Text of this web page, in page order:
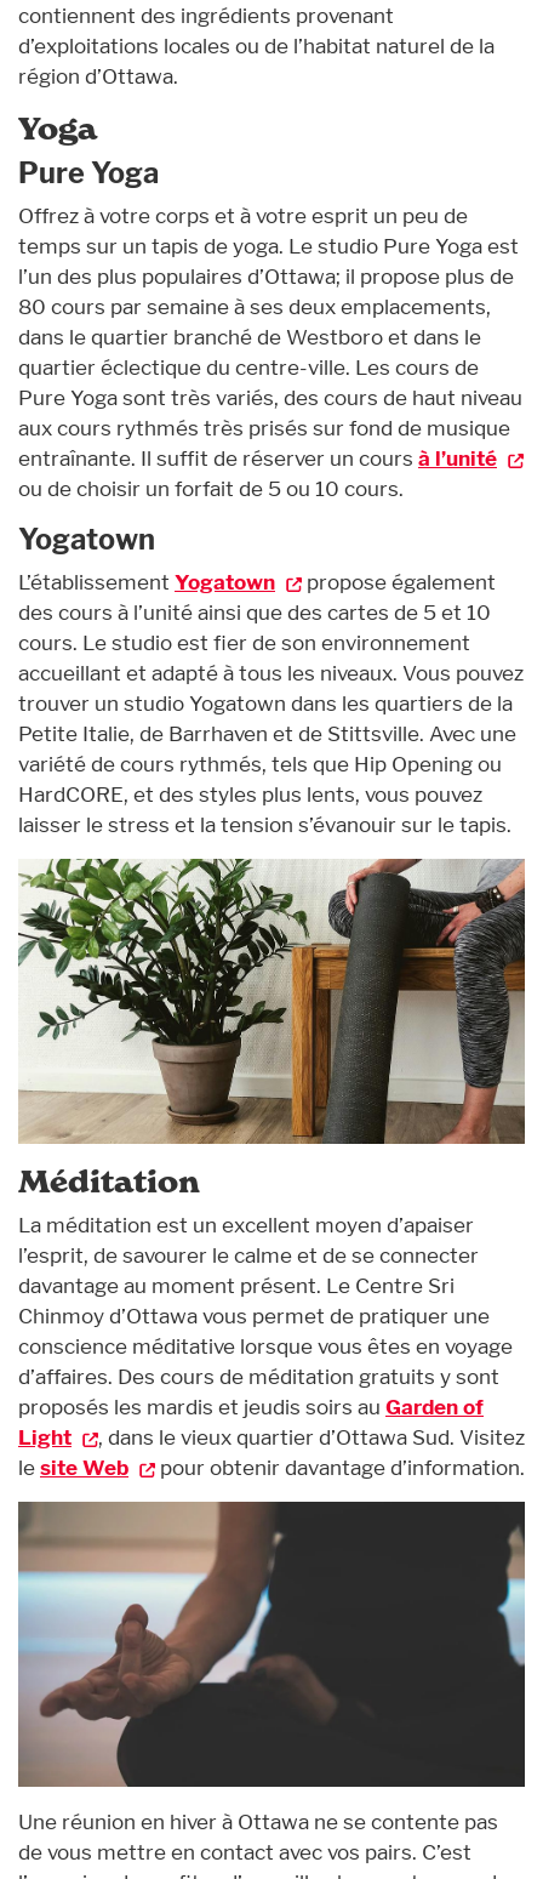
contiennent des ingrédients provenant
d’exploitations locales ou de l’habitat naturel de la
région d’Ottawa.
Yoga
Pure Yoga
Offrez à votre corps et à votre esprit un peu de
temps sur un tapis de yoga. Le studio Pure Yoga est
l’un des plus populaires d’Ottawa; il propose plus de
80 cours par semaine à ses deux emplacements,
dans le quartier branché de Westboro et dans le
quartier éclectique du centre-ville. Les cours de
Pure Yoga sont très variés, des cours de haut niveau
aux cours rythmés très prisés sur fond de musique
entraînante. Il suffit de réserver un cours à l’unité
ou de choisir un forfait de 5 ou 10 cours.
Yogatown
L’établissement Yogatown
propose également
des cours à l’unité ainsi que des cartes de 5 et 10
cours. Le studio est fier de son environnement
accueillant et adapté à tous les niveaux. Vous pouvez
trouver un studio Yogatown dans les quartiers de la
Petite Italie, de Barrhaven et de Stittsville. Avec une
variété de cours rythmés, tels que Hip Opening ou
HardCORE, et des styles plus lents, vous pouvez
laisser le stress et la tension s’évanouir sur le tapis.
Méditation
La méditation est un excellent moyen d’apaiser
l’esprit, de savourer le calme et de se connecter
davantage au moment présent. Le Centre Sri
Chinmoy d’Ottawa vous permet de pratiquer une
conscience méditative lorsque vous êtes en voyage
d’affaires. Des cours de méditation gratuits y sont
proposés les mardis et jeudis soirs au Garden of
Light
, dans le vieux quartier d’Ottawa Sud. Visitez
lesite Web pour obtenir davantage d’information.
Une réunion en hiver à Ottawa ne se contente pas
de vous mettre en contact avec vos pairs. C’est